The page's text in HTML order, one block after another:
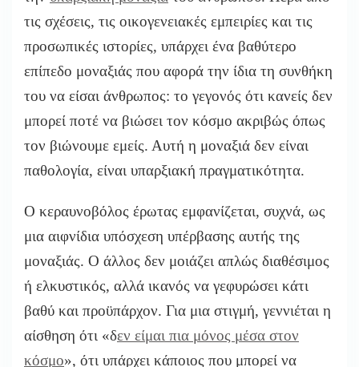
τις σχέσεις, τις οικογενειακές εμπειρίες και τις
προσωπικές ιστορίες, υπάρχει ένα βαθύτερο
επίπεδο μοναξιάς που αφορά την ίδια τη συνθήκη
του να είσαι άνθρωπος: το γεγονός ότι κανείς δεν
μπορεί ποτέ να βιώσει τον κόσμο ακριβώς όπως
τον βιώνουμε εμείς. Αυτή η μοναξιά δεν είναι
παθολογία, είναι υπαρξιακή πραγματικότητα.
Ο κεραυνοβόλος έρωτας εμφανίζεται, συχνά, ως
μια αιφνίδια υπόσχεση υπέρβασης αυτής της
μοναξιάς. Ο άλλος δεν μοιάζει απλώς διαθέσιμος
ή ελκυστικός, αλλά ικανός να γεφυρώσει κάτι
βαθύ και προϋπάρχον. Για μια στιγμή, γεννιέται η
αίσθηση ότι «δεν είμαι πια μόνος μέσα στον
κόσμο», ότι υπάρχει κάποιος που μπορεί να